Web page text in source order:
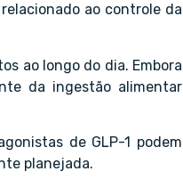
ao controle da
ao longo do dia. Embora
da ingestão alimentar
de GLP-1 podem
planejada.